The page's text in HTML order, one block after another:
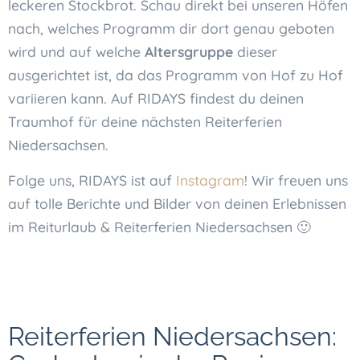
leckeren Stockbrot. Schau direkt bei unseren Höfen
nach, welches Programm dir dort genau geboten
wird und auf welche Altersgruppe dieser
ausgerichtet ist, da das Programm von Hof zu Hof
variieren kann. Auf RIDAYS findest du deinen
Traumhof für deine nächsten Reiterferien
Niedersachsen.
Folge uns, RIDAYS ist auf Instagram! Wir freuen uns
auf tolle Berichte und Bilder von deinen Erlebnissen
im Reiturlaub & Reiterferien Niedersachsen 🙂
Reiterferien Niedersachsen: